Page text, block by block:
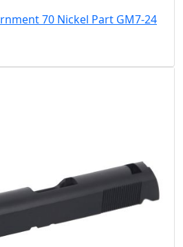
70 Nickel Part GM7-24